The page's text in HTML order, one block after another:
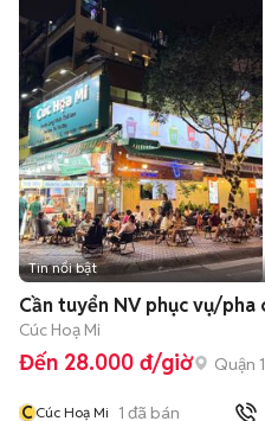
Tin nổi bật
Cần tuyển NV phục vụ/pha
Cúc Hoạ Mi
Đến 28.000 đ/giờ Quận
CCúc Hoạ Mi 1 đã bán